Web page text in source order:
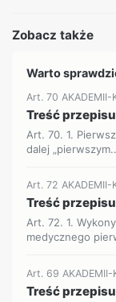
Zobacz także
Warto
Art. 70 AKADEMII-
Treść przepisu
Art. 70. 1.
dalej
Art. 72 AKADEMII-
Treść przepisu
Art. 72. 1.
medycznego
Art. 69 AKADEMII-
Treść przepisu